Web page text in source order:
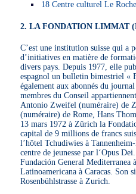
18 Centre culturel Le
2. LA FONDATION LIMMAT
C’est une institution suisse qui a
d’initiatives en matière de
divers pays. Depuis 1977, elle
espagnol un bulletin bimestriel
également aux abonnés du
membres du Conseil
Antonio Zweifel (numéraire) de
(numéraire) de Rome, Hans
13 mars 1972 à Zürich la
capital de 9 millions de francs
l’hôtel Tchudiwies à
centre de jeunesse par l‘Opus
Fundación General Mediterranea
Latinoamericana à Caracas. Son
Rosenbühlstrasse à Zurich.